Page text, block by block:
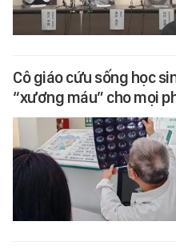
Cô giáo cứu sống học
“xương máu” cho mọi